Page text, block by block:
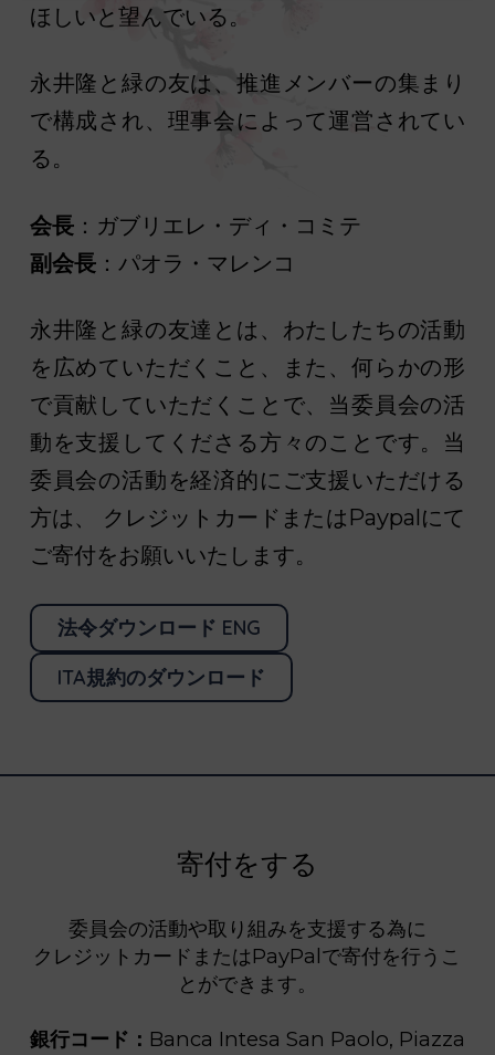
ほしいと望んでいる。
永井隆と緑の友は、推進メンバーの集まり
で構成され、理事会によって運営されてい
る。
会長：ガブリエレ・ディ・コミテ
副会長：パオラ・マレンコ
永井隆と緑の友達とは、わたしたちの活動
を広めていただくこと、また、何らかの形
で貢献していただくことで、当委員会の活
動を支援してくださる方々のことです。当
委員会の活動を経済的にご支援いただける
方は、 クレジットカードまたはPaypalにて
ご寄付をお願いいたします。
法令ダウンロード ENG
ITA規約のダウンロード
寄付をする
委員会の活動や取り組みを支援する為に
クレジットカードまたはPayPalで寄付を行うこ
とができます。
銀行コード： Banca Intesa San Paolo, Piazza